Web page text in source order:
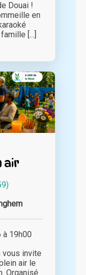
Douai !
en
[...]
air
19h00
vous invite
air le
Organisé